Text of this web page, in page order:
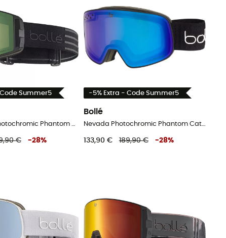
Summer5
Blackridge Photochromic Phantom Cat 1-3 - Masque ski
€ -28%
-5% Extra - Code Summer5
Bollé
Nevada Photochromic Phantom Cat 1-3 - Masque ski
133,90 € 189,90 € -28%